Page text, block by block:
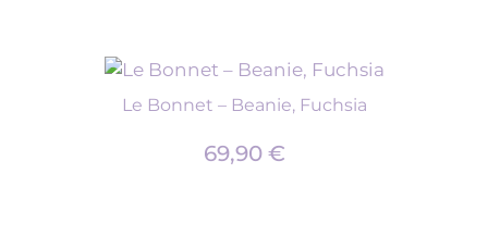
Le Bonnet – Beanie, Fuchsia
69,90 €